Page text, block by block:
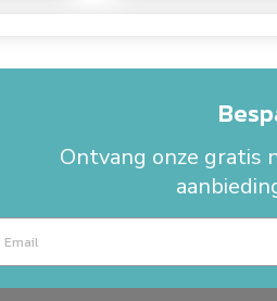
Ontvang onze gratis